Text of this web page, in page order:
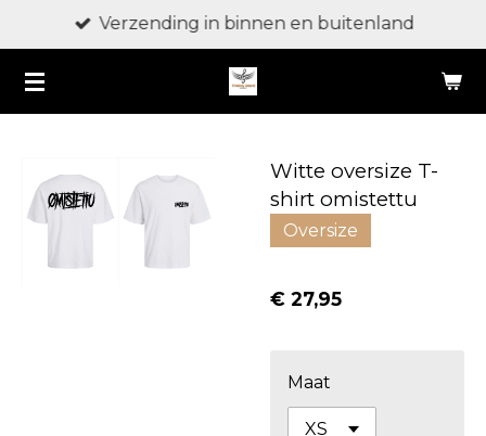
direct
naar
de
Verzending in binnen en buitenland
Witte oversize T-
shirt omistettu
Oversize
€ 27,95
Maat